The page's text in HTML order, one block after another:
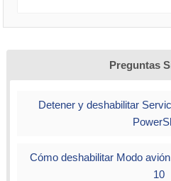
Preguntas
Detener y deshabilitar
Cómo deshabilitar Modo
10